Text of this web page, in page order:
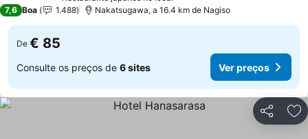
7,6 Boa 1.488 Nakatsugawa, a 16.4 km de Nagiso
De € 85
Consulte os preços de 6 sites Ver preços
Partilhar